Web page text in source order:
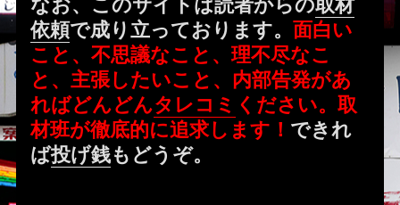
なお、このサイトは読者からの取材
依頼で成り立っております。面白い
こと、不思議なこと、理不尽なこ
と、主張したいこと、内部告発があ
ればどんどんタレコミ ください。取
材班が徹底的に追求します！ できれ
ば投げ銭もどうぞ。